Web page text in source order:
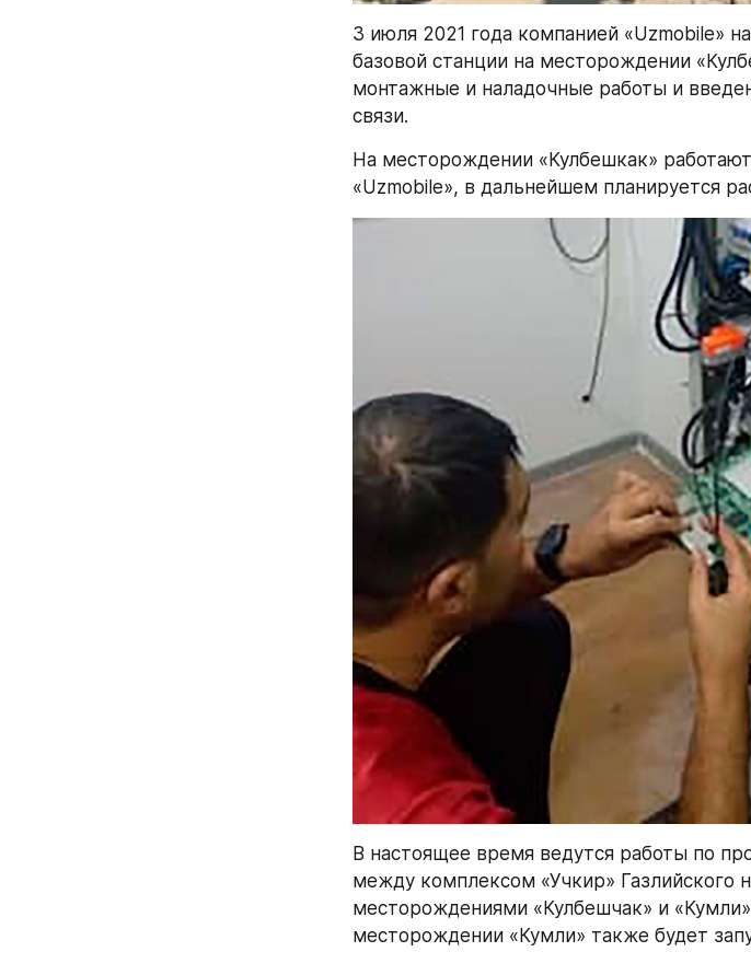
3 июля 2021 года компанией «Uzmobile»
базовой станции на месторождении
монтажные и наладочные работы и
связи.
На месторождении «Кулбешкак»
«Uzmobile», в дальнейшем планируется
В настоящее время ведутся работы по
между комплексом «Учкир» Газлийского
месторождениями «Кулбешчак» и
месторождении «Кумли» также будет